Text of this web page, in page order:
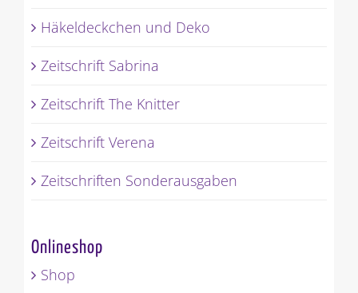
Häkeldeckchen und Deko
Zeitschrift Sabrina
Zeitschrift The Knitter
Zeitschrift Verena
Zeitschriften Sonderausgaben
Onlineshop
Shop